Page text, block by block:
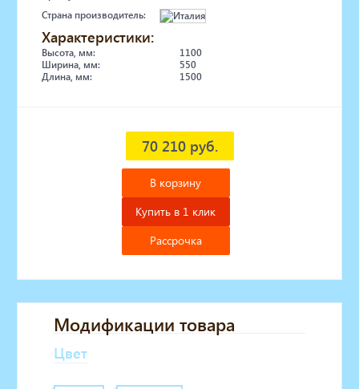
Страна производитель:
Характеристики:
Высота, мм:
1100
Ширина, мм:
550
Длина, мм:
1500
70 210 руб.
В корзину
Купить в 1 клик
Рассрочка
Модификации товара
Цвет